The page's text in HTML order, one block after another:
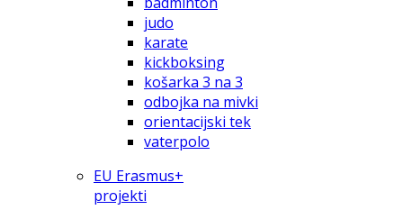
judo
karate
kickboksing
košarka 3 na 3
odbojka na mivki
orientacijski tek
vaterpolo
EU Erasmus+
projekti